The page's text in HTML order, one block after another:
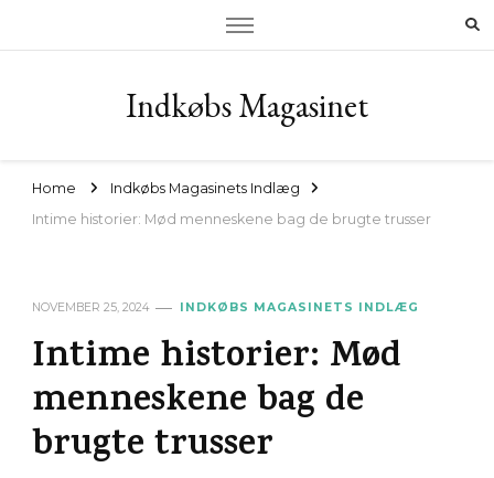
Indkøbs Magasinet
Home
Indkøbs Magasinets Indlæg
Intime historier: Mød menneskene bag de brugte trusser
NOVEMBER 25, 2024 INDKØBS MAGASINETS INDLÆG
Intime historier: Mød
menneskene bag de
brugte trusser